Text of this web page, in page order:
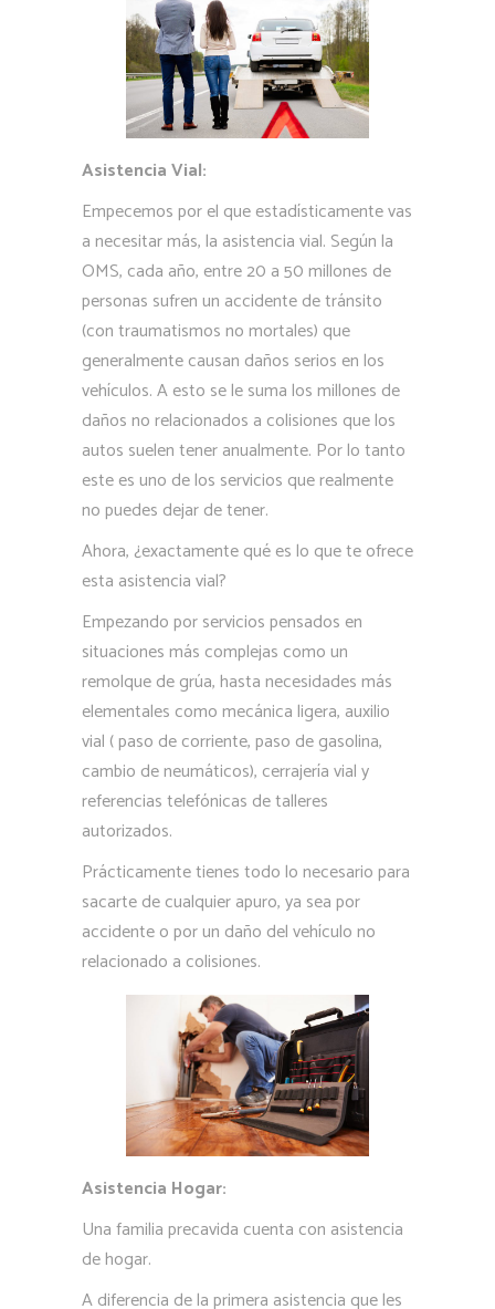
Asistencia Vial:
Empecemos por el que estadísticamente vas
a necesitar más, la asistencia vial. Según la
OMS, cada año, entre 20 a 50 millones de
personas sufren un accidente de tránsito
(con traumatismos no mortales) que
generalmente causan daños serios en los
vehículos. A esto se le suma los millones de
daños no relacionados a colisiones que los
autos suelen tener anualmente. Por lo tanto
este es uno de los servicios que realmente
no puedes dejar de tener.
Ahora, ¿exactamente qué es lo que te ofrece
esta asistencia vial?
Empezando por servicios pensados en
situaciones más complejas como un
remolque de grúa, hasta necesidades más
elementales como mecánica ligera, auxilio
vial ( paso de corriente, paso de gasolina,
cambio de neumáticos), cerrajería vial y
referencias telefónicas de talleres
autorizados.
Prácticamente tienes todo lo necesario para
sacarte de cualquier apuro, ya sea por
accidente o por un daño del vehículo no
relacionado a colisiones.
Asistencia Hogar:
Una familia precavida cuenta con asistencia
de hogar.
A diferencia de la primera asistencia que les